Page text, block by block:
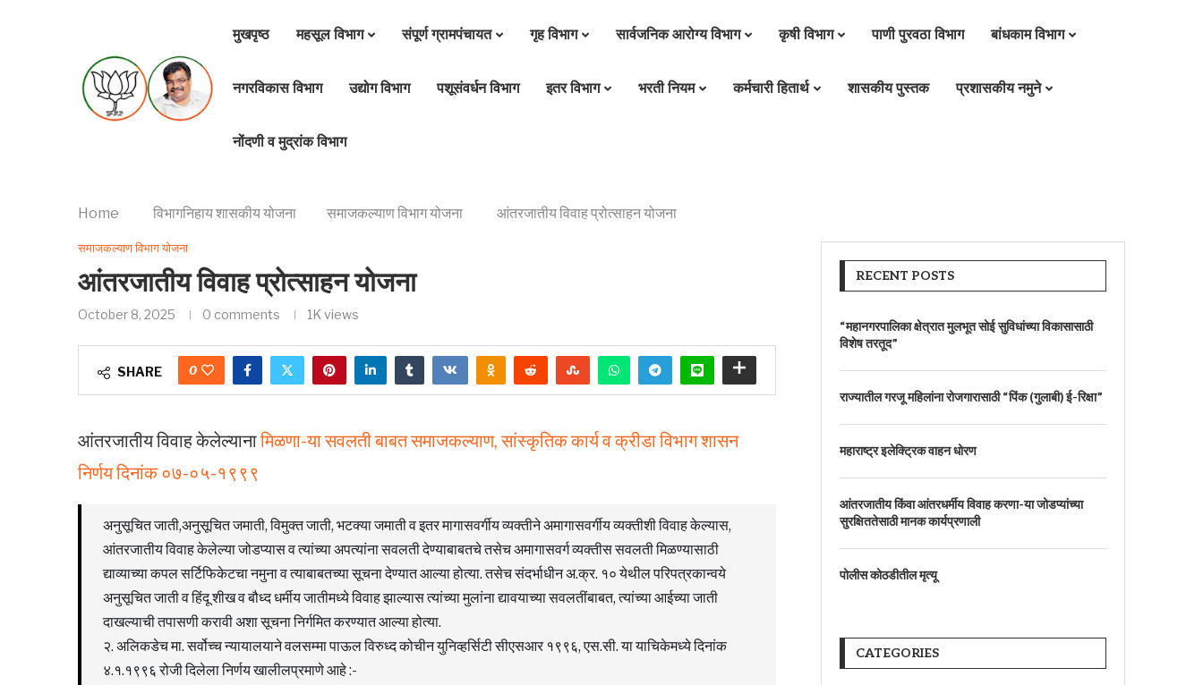
मुखपृष्ठ महसूल विभाग संपूर्ण ग्रामपंचायत गृह विभाग सार्वजनिक आरोग्य विभाग कृषी विभाग पाणी पुरवठा विभाग बांधकाम विभाग
नगरविकास विभाग उद्योग विभाग पशूसंवर्धन विभाग इतर विभाग भरती नियम कर्मचारी हितार्थ शासकीय पुस्तक प्रशासकीय नमुने
नोंदणी व मुद्रांक विभाग
Home विभागनिहाय शासकीय योजना समाजकल्याण विभाग योजना आंतरजातीय विवाह प्रोत्साहन योजना
समाजकल्याण विभाग योजना
आंतरजातीय विवाह प्रोत्साहन योजना
October 8, 2025 0 comments 1K views
SHARE 0
आंतरजातीय विवाह केलेल्यानामिळणा-या सवलती बाबत समाजकल्याण, सांस्कृतिक कार्य व क्रीडा विभाग शासन
निर्णय दिनांक ०७-०५-१९९९
अनुसूचित जाती,अनुसूचित जमाती, विमुक्त जाती, भटक्या जमाती व इतर मागासवर्गीय व्यक्तीने अमागासवर्गीय व्यक्तीशी विवाह केल्यास,
आंतरजातीय विवाह केलेल्या जोडप्यास व त्यांच्या अपत्यांना सवलती देण्याबाबतचे तसेच अमागासवर्ग व्यक्तीस सवलती मिळण्यासाठी
द्याव्याच्या कपल सर्टिफिकेटचा नमुना व त्याबाबतच्या सूचना देण्यात आल्या होत्या. तसेच संदर्भाधीन अ.क्र. १० येथील परिपत्रकान्वये
अनुसूचित जाती व हिंदू शीख व बौध्द धर्मीय जातीमध्ये विवाह झाल्यास त्यांच्या मुलांना द्यावयाच्या सवलतींबाबत, त्यांच्या आईच्या जाती
दाखल्याची तपासणी करावी अशा सूचना निर्गमित करण्यात आल्या होत्या.
२. अलिकडेच मा. सर्वोच्च न्यायालयाने वलसम्मा पाऊल विरुध्द कोचीन युनिव्हर्सिटी सीएसआर १९९६, एस.सी. या याचिकेमध्ये दिनांक
४.१.१९९६ रोजी दिलेला निर्णय खालीलप्रमाणे आहे :-
RECENT POSTS
“महानगरपालिका क्षेत्रात मुलभूत सोई सुविधांच्या विकासासाठी
विशेष तरतूद”
राज्यातील गरजू महिलांना रोजगारासाठी “पिंक (गुलाबी) ई-रिक्षा”
महाराष्ट्र इलेक्ट्रिक वाहन धोरण
आंतरजातीय किंवा आंतरधर्मीय विवाह करणा-या जोडप्यांच्या
सुरक्षिततेसाठी मानक कार्यप्रणाली
पोलीस कोठडीतील मृत्यू
CATEGORIES